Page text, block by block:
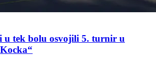
u tek bolu osvojili 5. turnir u